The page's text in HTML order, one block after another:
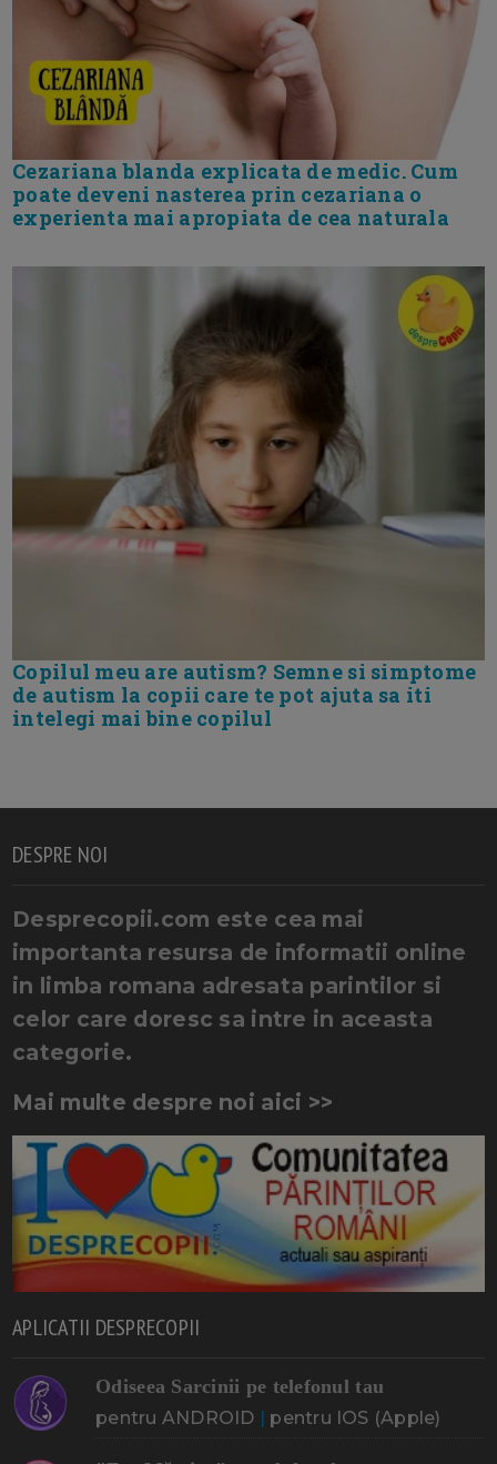
Cezariana blanda explicata de medic. Cum
poate deveni nasterea prin cezariana o
experienta mai apropiata de cea naturala
Copilul meu are autism? Semne si simptome
de autism la copii care te pot ajuta sa iti
intelegi mai bine copilul
DESPRE NOI
Desprecopii.com este cea mai
importanta resursa de informatii online
in limba romana adresata parintilor si
celor care doresc sa intre in aceasta
categorie.
Mai multe despre noi aici >>
APLICATII DESPRECOPII
Odiseea Sarcinii pe telefonul tau
pentru ANDROID | pentru IOS (Apple)